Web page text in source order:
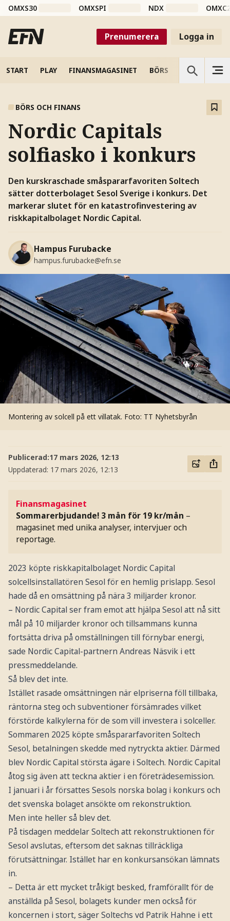
OMXS30 OMXSPI NDX
Prenumerera Logga in
START PLAY FINANSMAGASINET BÖRS VETENSKAP
BÖRS OCH FINANS
Nordic Capitals
solfiasko i konkurs
Den kurskraschade småspararfavoriten Soltech
sätter dotterbolaget Sesol Sverige i konkurs. Det
markerar slutet för en katastrofinvestering av
riskkapitalbolaget Nordic Capital.
Hampus Furubacke
hampus.furubacke@efn.se
Montering av solcell på ett villatak. Foto: TT Nyhetsbyrån
Publicerad:17 mars 2026, 12:13
Uppdaterad: 17 mars 2026, 12:13
Finansmagasinet
Sommarerbjudande! 3 mån för 19 kr/mån –
magasinet med unika analyser, intervjuer och
reportage.
2023 köpte riskkapitalbolaget Nordic Capital
solcellsinstallatören Sesol för en hemlig prislapp. Sesol
hade då en omsättning på nära 3 miljarder kronor.
– Nordic Capital ser fram emot att hjälpa Sesol att nå sitt
mål på 10 miljarder kronor och tillsammans kunna
fortsätta driva på omställningen till förnybar energi,
sade Nordic Capital-partnern Andreas Näsvik i ett
pressmeddelande.
Så blev det inte.
Istället rasade omsättningen när elpriserna föll tillbaka,
räntorna steg och subventioner försämrades vilket
förstörde kalkylerna för de som vill investera i solceller.
Sommaren 2025 köpte småspararfavoriten Soltech
Sesol, betalningen skedde med nytryckta aktier. Därmed
blev Nordic Capital största ägare i Soltech. Nordic Capital
åtog sig även att teckna aktier i en företrädesemission.
I januari i år försattes Sesols norska bolag i konkurs och
det svenska bolaget ansökte om rekonstruktion.
Men inte heller så blev det.
På tisdagen meddelar Soltech att rekonstruktionen för
Sesol avslutas, eftersom det saknas tillräckliga
förutsättningar. Istället har en konkursansökan lämnats
in.
– Detta är ett mycket tråkigt besked, framförallt för de
anställda på Sesol, bolagets kunder men också för
koncernen i stort, säger Soltechs vd Patrik Hahne i ett